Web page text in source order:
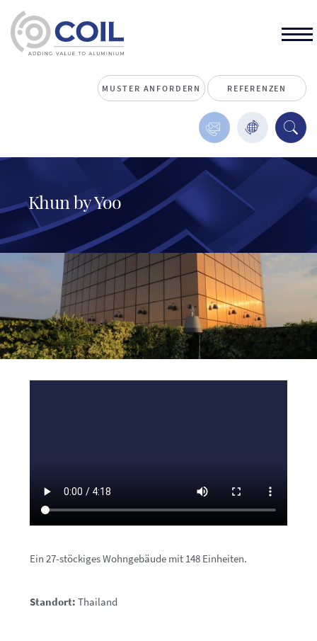
MUSTER ANFORDERN REFERENZEN
Khun by Yoo
Ein 27-stöckiges Wohngebäude mit 148 Einheiten.
Standort: Thailand